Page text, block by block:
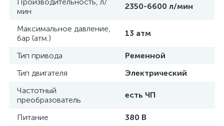
мин
2350-6600 л/мин
Максимальное давление,
бар (атм.)
13 атм
Тип привода
Ременной
Тип двигателя
Электрический
Частотный
преобразователь
есть ЧП
Питание
380 В